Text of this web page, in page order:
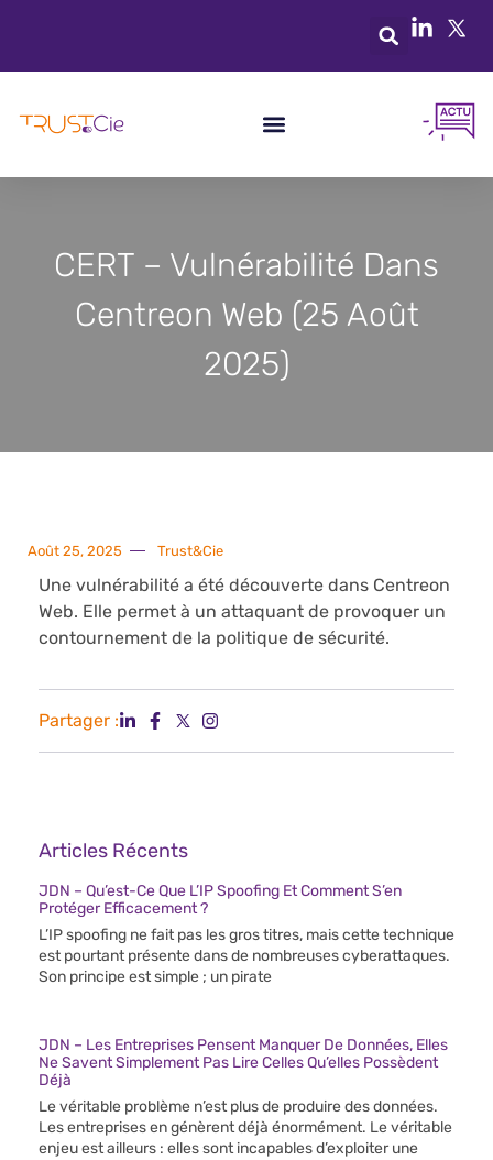
CERT – Vulnérabilité Dans
Centreon Web (25 Août
2025)
Août 25, 2025 Trust&Cie
Une vulnérabilité a été découverte dans Centreon
Web. Elle permet à un attaquant de provoquer un
contournement de la politique de sécurité.
Partager :
Articles Récents
JDN – Qu’est-Ce Que L’IP Spoofing Et Comment S’en
Protéger Efficacement ?
L’IP spoofing ne fait pas les gros titres, mais cette technique
est pourtant présente dans de nombreuses cyberattaques.
Son principe est simple ; un pirate
JDN – Les Entreprises Pensent Manquer De Données, Elles
Ne Savent Simplement Pas Lire Celles Qu’elles Possèdent
Déjà
Le véritable problème n’est plus de produire des données.
Les entreprises en génèrent déjà énormément. Le véritable
enjeu est ailleurs : elles sont incapables d’exploiter une